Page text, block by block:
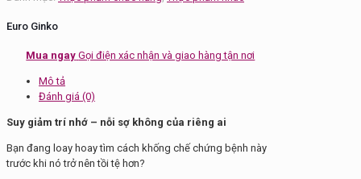
Euro
Euro Ginko
Mua ngay Gọi điện xác nhận và giao hàng tận nơi
Mô tả
Đánh giá (0)
Suy giảm trí nhớ – nỗi sợ không của riêng ai
Bạn đang loay hoay tìm cách khống chế chứng bệnh này
trước khi nó trở nên tồi tệ hơn?